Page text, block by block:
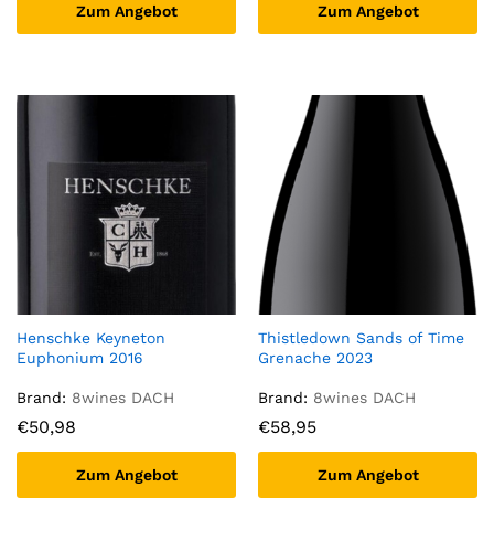
Zum Angebot Zum Angebot
Henschke Keyneton
Euphonium 2016
Brand: 8wines DACH
€50,98
Zum Angebot
Thistledown Sands of Time
Grenache 2023
Brand: 8wines DACH
€58,95
Zum Angebot